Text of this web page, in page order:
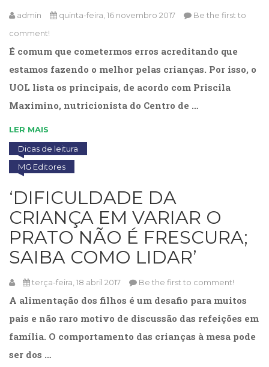
admin quinta-feira, 16 novembro 2017
Be the first to
comment!
É comum que cometermos erros acreditando que
estamos fazendo o melhor pelas crianças. Por isso, o
UOL lista os principais, de acordo com Priscila
Maximino, nutricionista do Centro de …
LER MAIS
Dicas de leitura
MG Editores
‘DIFICULDADE DA
CRIANÇA EM VARIAR O
PRATO NÃO É FRESCURA;
SAIBA COMO LIDAR’
terça-feira, 18 abril 2017 Be the first to comment!
A alimentação dos filhos é um desafio para muitos
pais e não raro motivo de discussão das refeições em
família. O comportamento das crianças à mesa pode
ser dos …